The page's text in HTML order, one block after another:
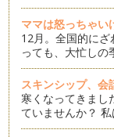
ママは怒っちゃい
12月。全国的に
っても、大忙し
スキンシップ、会
寒くなってきまし
ていませんか？